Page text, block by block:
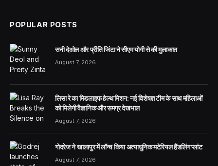
POPULAR POSTS
सनी देओल और प्रीति जिंटा ने सीएम योगी से की मुलाकात
August 7, 2026
लिसा रे का मिडलाइफ हेल्थ मिशन: नई विशेषज्ञ टीम के साथ महिलाओं
को मिलेगी वैज्ञानिक और समग्र देखभाल
August 7, 2026
गोदरेज ने खालापुर में लॉन्च किया अत्याधुनिक मटेरियल हैंडलिंग प्लांट
August 7, 2026